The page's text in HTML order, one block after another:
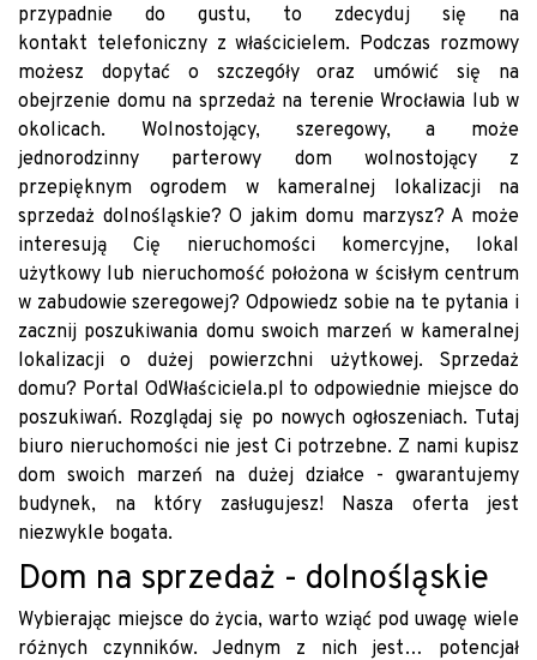
przypadnie do gustu, to zdecyduj się na
kontakt telefoniczny z właścicielem. Podczas rozmowy
możesz dopytać o szczegóły oraz umówić się na
obejrzenie domu na sprzedaż na terenie Wrocławia lub w
okolicach. Wolnostojący, szeregowy, a może
jednorodzinny parterowy dom wolnostojący z
przepięknym ogrodem w kameralnej lokalizacji na
sprzedaż dolnośląskie? O jakim domu marzysz? A może
interesują Cię nieruchomości komercyjne, lokal
użytkowy lub nieruchomość położona w ścisłym centrum
w zabudowie szeregowej? Odpowiedz sobie na te pytania i
zacznij poszukiwania domu swoich marzeń w kameralnej
lokalizacji o dużej powierzchni użytkowej. Sprzedaż
domu? Portal OdWłaściciela.pl to odpowiednie miejsce do
poszukiwań. Rozglądaj się po nowych ogłoszeniach. Tutaj
biuro nieruchomości nie jest Ci potrzebne. Z nami kupisz
dom swoich marzeń na dużej działce - gwarantujemy
budynek, na który zasługujesz! Nasza oferta jest
niezwykle bogata.
Dom na sprzedaż - dolnośląskie
Wybierając miejsce do życia, warto wziąć pod uwagę wiele
różnych czynników. Jednym z nich jest… potencjał